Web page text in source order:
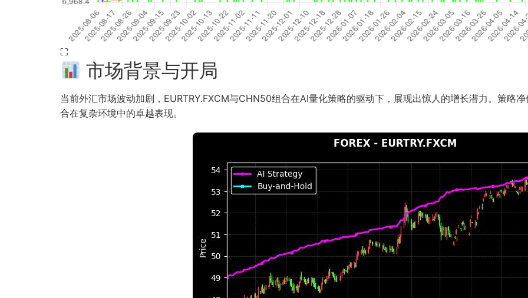
⛶
市场背景与开局
当前外汇市场波动加剧，EURTRY.FXCM与CHN50组合在AI量化策略的驱动下，展现出惊人的增长潜力。策略
合在复杂环境中的卓越表现。